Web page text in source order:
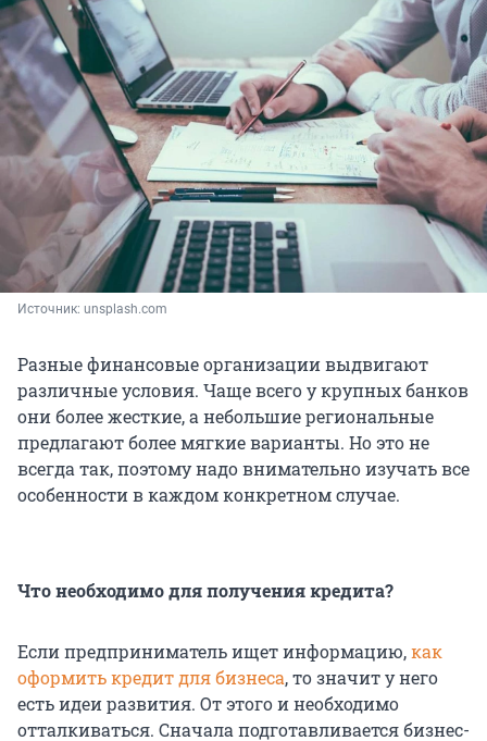
Источник: unsplash.com
Разные финансовые организации выдвигают
различные условия. Чаще всего у крупных банков
они более жесткие, а небольшие региональные
предлагают более мягкие варианты. Но это не
всегда так, поэтому надо внимательно изучать все
особенности в каждом конкретном случае.
Что необходимо для получения кредита?
Если предприниматель ищет информацию,как
оформить кредит для бизнеса, то значит у него
есть идеи развития. От этого и необходимо
отталкиваться. Сначала подготавливается бизнес-